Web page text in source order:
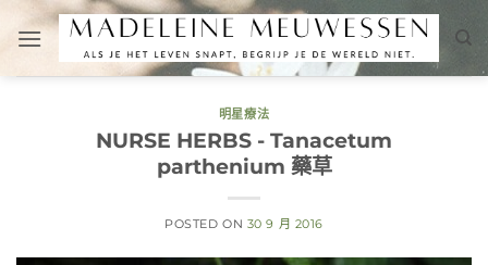
content
明星療法
NURSE HERBS - Tanacetum
parthenium 藥草
POSTED ON 30 9 月 2016